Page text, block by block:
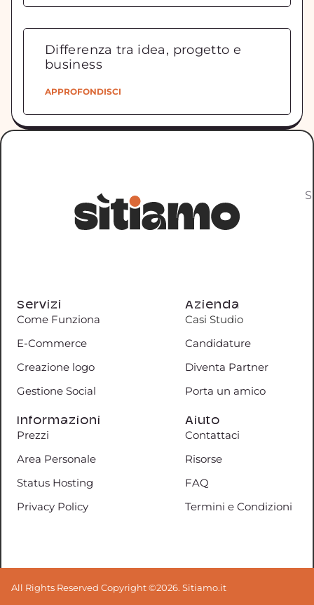
Differenza tra idea, progetto e
business
APPROFONDISCI
Servizi
Come Funziona
E-Commerce
Creazione logo
Gestione Social
Azienda
Casi Studio
Candidature
Diventa Partner
Porta un amico
Informazioni
Prezzi
Area Personale
Status Hosting
Privacy Policy
Aiuto
Contattaci
Risorse
FAQ
Termini e Condizioni
All Rights Reserved Copyright ©2026. Sitiamo.it